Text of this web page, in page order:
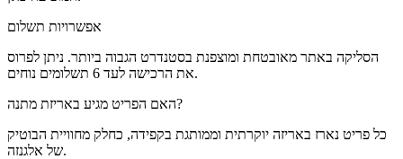
אפשרויות תשלום
הסליקה באתר מאובטחת ומוצפנת בסטנדרט הגבוה ביותר. ניתן לפרוס
את הרכישה לעד 6 תשלומים נוחים.
האם הפריט מגיע באריזת מתנה?
כל פריט נארז באריזה יוקרתית וממותגת בקפידה, כחלק מחוויית הבוטיק
של אלגנזה.